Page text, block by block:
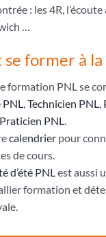
: les 4R, l’écoute
…
former à la
formation PNL se
Technicien PNL
PNL
calendrierpour
de cours.
d’été PNL est aussi
formation et